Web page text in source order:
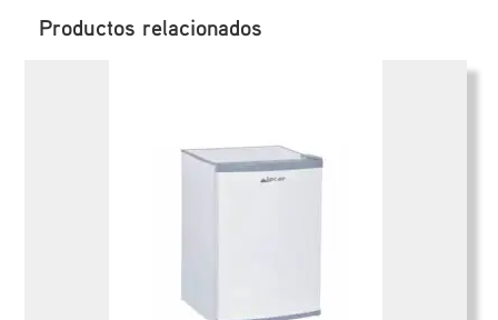
Productos relacionados